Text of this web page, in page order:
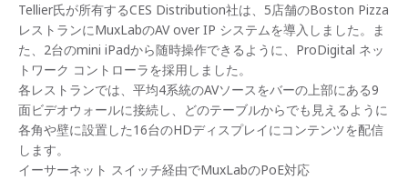
Tellier氏が所有するCES Distribution社は、5店舗のBoston Pizza
レストランにMuxLabのAV over IP システムを導入しました。ま
た、2台のmini iPadから随時操作できるように、ProDigital ネッ
トワーク コントローラを採用しました。
各レストランでは、平均4系統のAVソースをバーの上部にある9
面ビデオウォールに接続し、どのテーブルからでも見えるように
各角や壁に設置した16台のHDディスプレイにコンテンツを配信
します。
イーサーネット スイッチ経由でMuxLabのPoE対応